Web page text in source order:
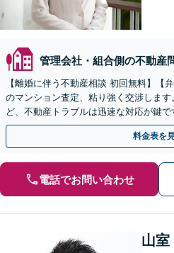
管理会社・組合側の不動産
【離婚に伴う不動産相談 初回無料】【
のマンション査定、粘り強く交渉しま
ど、不動産トラブルは迅速な対応が鍵で
料金表を
電話でお問い合わせ
山室